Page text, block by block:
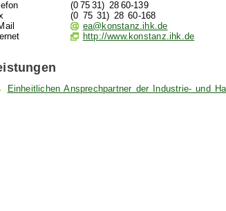
(0 75 31) 28 60-139
(0 75 31) 28 60-168
ea@konstanz.ihk.de
http://www.konstanz.ihk.de
Einheitlichen Ansprechpartner der Industrie- und